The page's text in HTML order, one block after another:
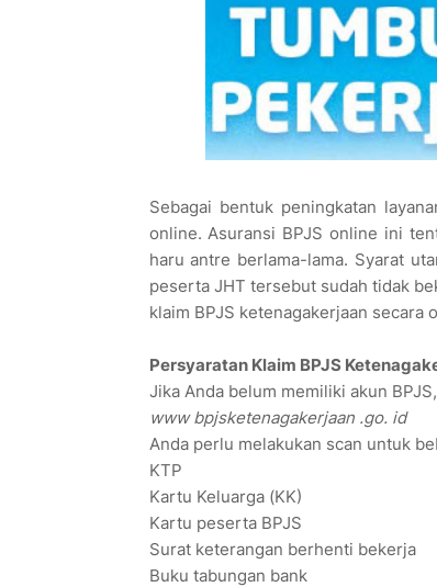
Sebagai bentuk peningkatan
online. Asuransi BPJS online ini
haru antre berlama-lama. Syarat
peserta JHT tersebut sudah tidak
klaim BPJS ketenagakerjaan secara
Persyaratan Klaim BPJS
Jika Anda belum memiliki akun
www bpjsketenagakerjaan .go. id
Anda perlu melakukan scan untuk
KTP
Kartu Keluarga (KK)
Kartu peserta BPJS
Surat keterangan berhenti bekerja
Buku tabungan bank